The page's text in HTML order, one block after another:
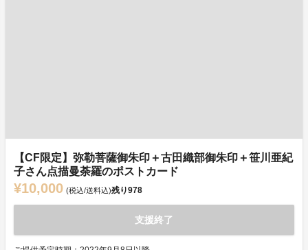
【CF限定】弥勒菩薩御朱印＋古田織部御朱印＋笹川亜紀
子さん点描曼荼羅のポストカード
¥10,000 (税込/送料込)残り978
支援終了